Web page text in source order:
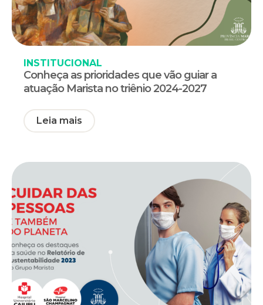
INSTITUCIONAL
Conheça as prioridades que vão guiar a
atuação Marista no triênio 2024-2027
Leia mais